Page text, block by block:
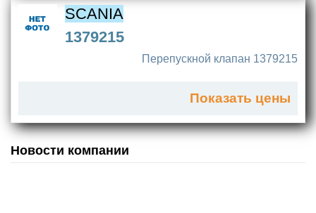
SCANIA
1379215
Перепускной клапан 1379215
Показать цены
Новости компании